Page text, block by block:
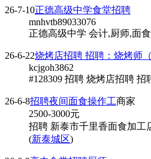
26-7-10正德高级中学食堂招聘
mnhvtb89033076
正德高级中学 会计,厨师,面
26-6-22烧烤店招聘 招聘：烧烤师
kcjgoh3862
#128309 招聘 烧烤店招聘
26-6-8招聘夜间面食操作工商家
2500-3000元
招聘 新泰市千里香面食加工
(新泰城区)